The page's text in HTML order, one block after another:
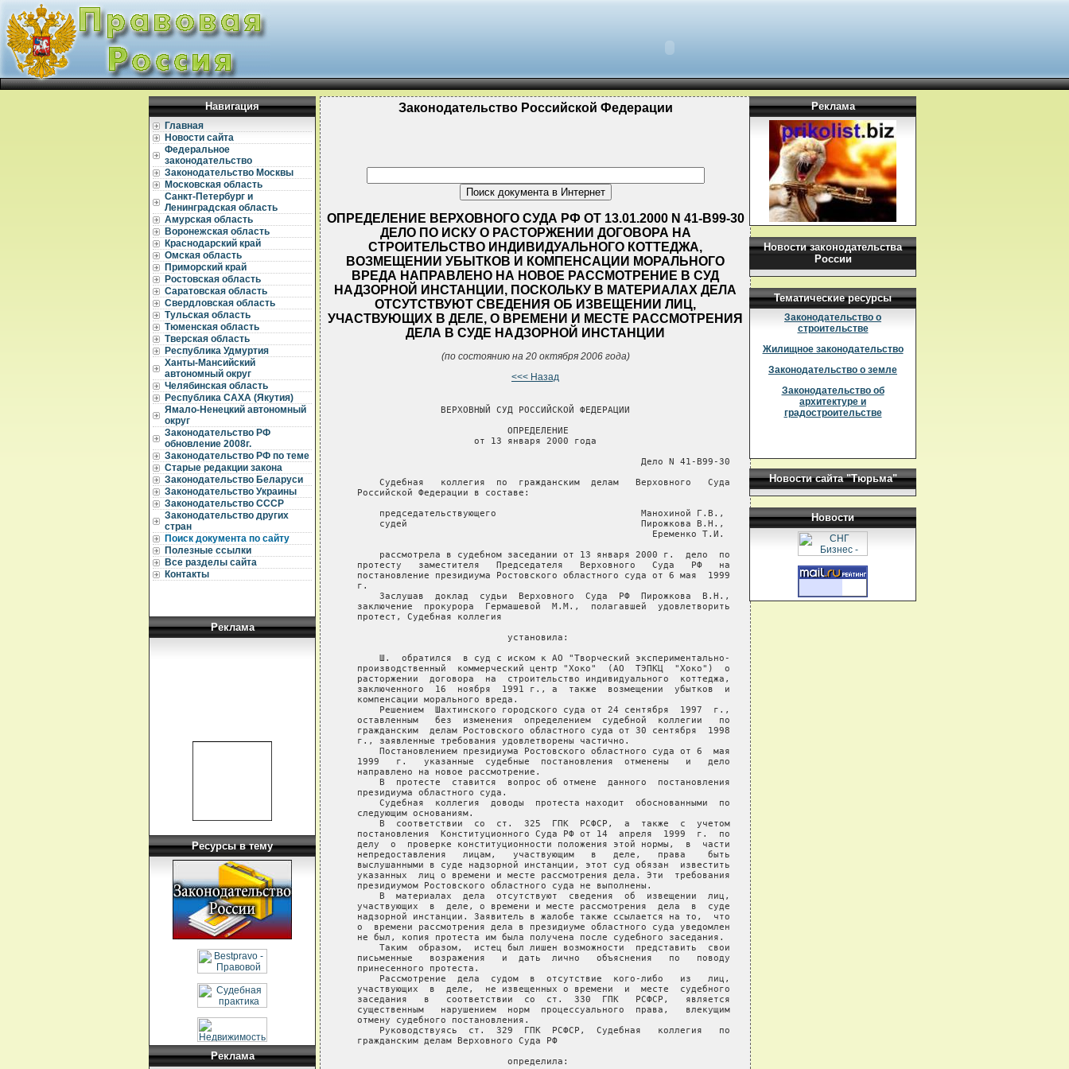
Навигация
Главная
Новости сайта
Федеральное
законодательство
Законодательство Москвы
Московская область
Санкт-Петербург и
Ленинградская область
Амурская область
Воронежская область
Краснодарский край
Омская область
Приморский край
Ростовская область
Саратовская область
Свердловская область
Тульская область
Тюменская область
Тверская область
Республика Удмуртия
Ханты-Мансийский
автономный округ
Челябинская область
Республика САХА (Якутия)
Ямало-Ненецкий автономный
округ
Законодательство РФ
обновление 2008г.
Законодательство РФ по теме
Старые редакции закона
Законодательство Беларуси
Законодательство Украины
Законодательство СССР
Законодательство других
стран
Поиск документа по сайту
Полезные ссылки
Все разделы сайта
Контакты
Реклама
Ресурсы в тему
Реклама
Законодательство Российской Федерации
ОПРЕДЕЛЕНИЕ ВЕРХОВНОГО СУДА РФ ОТ 13.01.2000 N 41-В99-30
ДЕЛО ПО ИСКУ О РАСТОРЖЕНИИ ДОГОВОРА НА
СТРОИТЕЛЬСТВО ИНДИВИДУАЛЬНОГО КОТТЕДЖА,
ВОЗМЕЩЕНИИ УБЫТКОВ И КОМПЕНСАЦИИ МОРАЛЬНОГО
ВРЕДА НАПРАВЛЕНО НА НОВОЕ РАССМОТРЕНИЕ В СУД
НАДЗОРНОЙ ИНСТАНЦИИ, ПОСКОЛЬКУ В МАТЕРИАЛАХ ДЕЛА
ОТСУТСТВУЮТ СВЕДЕНИЯ ОБ ИЗВЕЩЕНИИ ЛИЦ,
УЧАСТВУЮЩИХ В ДЕЛЕ, О ВРЕМЕНИ И МЕСТЕ РАССМОТРЕНИЯ
ДЕЛА В СУДЕ НАДЗОРНОЙ ИНСТАНЦИИ
(по состоянию на 20 октября 2006 года)
<<< Назад
                  ВЕРХОВНЫЙ СУД РОССИЙСКОЙ ФЕДЕРАЦИИ
                              ОПРЕДЕЛЕНИЕ
                        от 13 января 2000 года
                                                      Дело N 41-В99-30
       Судебная   коллегия  по  гражданским  делам   Верховного   Суда
   Российской Федерации в составе:
       председательствующего                          Манохиной Г.В.,
       судей                                          Пирожкова В.Н.,
                                                        Еременко Т.И.
       рассмотрела в судебном заседании от 13 января 2000 г.  дело  по
   протесту   заместителя   Председателя   Верховного   Суда   РФ   на
   постановление президиума Ростовского областного суда от 6 мая  1999
   г.
       Заслушав  доклад  судьи  Верховного  Суда  РФ  Пирожкова  В.Н.,
   заключение  прокурора  Гермашевой  М.М.,  полагавшей  удовлетворить
   протест, Судебная коллегия
                              установила:
       Ш.  обратился  в суд с иском к АО "Творческий экспериментально-
   производственный  коммерческий центр "Хоко"  (АО  ТЭПКЦ  "Хоко")  о
   расторжении  договора  на  строительство индивидуального  коттеджа,
   заключенного  16  ноября  1991 г., а  также  возмещении  убытков  и
   компенсации морального вреда.
       Решением  Шахтинского городского суда от 24 сентября  1997  г.,
   оставленным   без  изменения  определением  судебной  коллегии   по
   гражданским  делам Ростовского областного суда от 30 сентября  1998
   г., заявленные требования удовлетворены частично.
       Постановлением президиума Ростовского областного суда от 6  мая
   1999   г.   указанные  судебные  постановления  отменены   и   дело
   направлено на новое рассмотрение.
       В  протесте  ставится  вопрос об отмене  данного  постановления
   президиума областного суда.
       Судебная  коллегия  доводы  протеста находит  обоснованными  по
   следующим основаниям.
       В  соответствии  со  ст.  325  ГПК  РСФСР,  а  также  с  учетом
   постановления  Конституционного Суда РФ от 14  апреля  1999  г.  по
   делу  о  проверке конституционности положения этой нормы,  в  части
   непредоставления   лицам,   участвующим   в   деле,   права    быть
   выслушанными в суде надзорной инстанции, этот суд обязан  известить
   указанных  лиц о времени и месте рассмотрения дела. Эти  требования
   президиумом Ростовского областного суда не выполнены.
       В  материалах  дела  отсутствуют  сведения  об  извещении  лиц,
   участвующих  в  деле, о времени и месте рассмотрения  дела  в  суде
   надзорной инстанции. Заявитель в жалобе также ссылается на то,  что
   о  времени рассмотрения дела в президиуме областного суда уведомлен
   не был, копия протеста им была получена после судебного заседания.
       Таким  образом,  истец был лишен возможности  представить  свои
   письменные   возражения   и  дать  лично   объяснения   по   поводу
   принесенного протеста.
       Рассмотрение  дела  судом  в  отсутствие  кого-либо   из   лиц,
   участвующих  в  деле,  не извещенных о времени  и  месте  судебного
   заседания   в   соответствии  со  ст.  330  ГПК   РСФСР,   является
   существенным   нарушением  норм  процессуального  права,   влекущим
   отмену судебного постановления.
       Руководствуясь  ст.  329  ГПК  РСФСР,  Судебная   коллегия   по
   гражданским делам Верховного Суда РФ
                              определила:
Реклама
Новости законодательства
России
Тематические ресурсы
Законодательство о
строительстве
Жилищное законодательство
Законодательство о земле
Законодательство об
архитектуре и
градостроительстве
Новости сайта "Тюрьма"
Новости